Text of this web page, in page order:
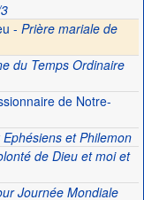
- Prière mariale de
du Temps Ordinaire
de Notre-
et Philemon
de Dieu et moi et
Journée Mondiale